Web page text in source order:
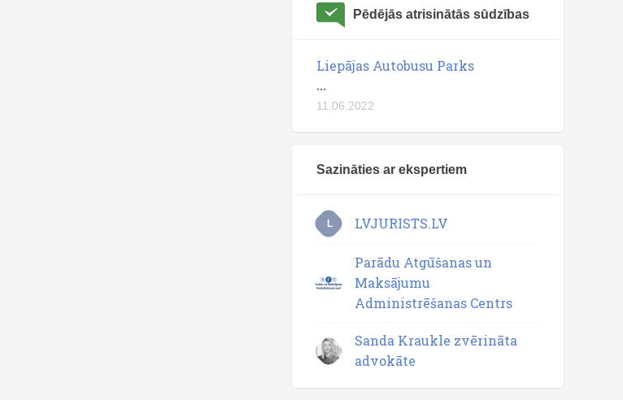
Pēdējās atrisinātās sūdzības
Liepājas Autobusu Parks
...
11.06.2022
Sazināties ar ekspertiem
L LVJURISTS.LV
Parādu Atgūšanas un
Maksājumu
Administrēšanas Centrs
Sanda Kraukle zvērināta
advokāte